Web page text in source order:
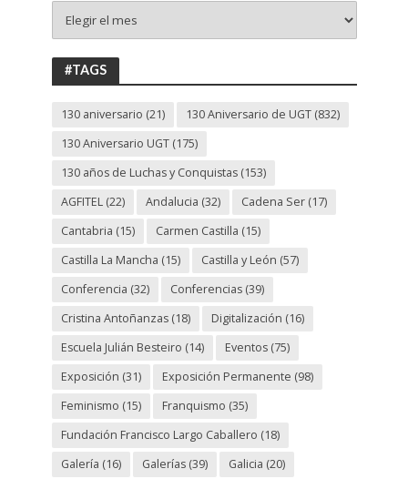
130
ANIVERSARIO
UGT
#TAGS
130 aniversario (21) 130 Aniversario de UGT(832)
130 Aniversario UGT(175)
130 años de Luchas y Conquistas(153)
AGFITEL(22) Andalucia (32) Cadena Ser(17)
Cantabria (15) Carmen Castilla (15)
Castilla La Mancha (15) Castilla y León (57)
Conferencia (32) Conferencias(39)
Cristina Antoñanzas(18) Digitalización (16)
Escuela Julián Besteiro (14) Eventos(75)
Exposición (31) Exposición Permanente (98)
Feminismo (15) Franquismo (35)
Fundación Francisco Largo Caballero (18)
Galería (16) Galerías(39) Galicia (20)